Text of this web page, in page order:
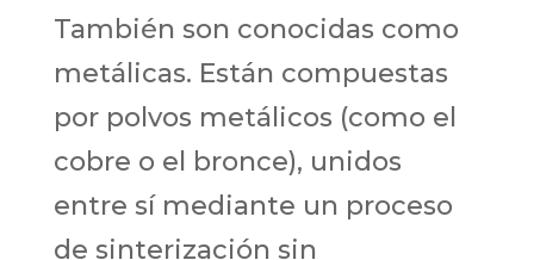
También son conocidas como
metálicas. Están compuestas
por polvos metálicos (como el
cobre o el bronce), unidos
entre sí mediante un proceso
de sinterización sin